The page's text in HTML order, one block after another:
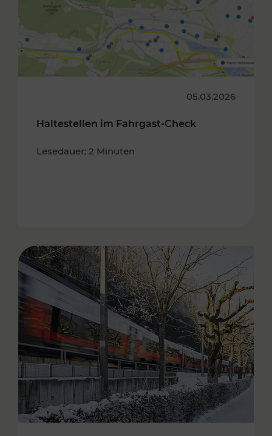
05.03.2026
Haltestellen im Fahrgast-Check
Lesedauer: 2 Minuten